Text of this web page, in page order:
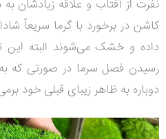
نفرت از آفتاب و علاقه‌
کاشن در برخورد با گرما سریعاً
داده و خشک می‌شوند البته این
رسیدن فصل سرما در صورتی که
دوباره به ظاهر زیبای قبلی خود